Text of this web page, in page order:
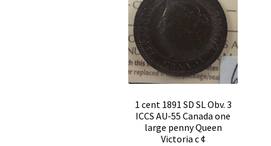
1 cent 1891 SD SL Obv. 3
ICCS AU-55 Canada one
large penny Queen
Victoria c ¢